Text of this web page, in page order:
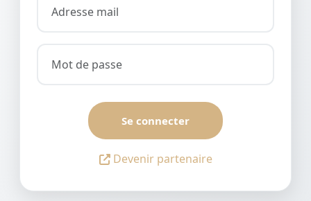
Se connecter
Devenir partenaire